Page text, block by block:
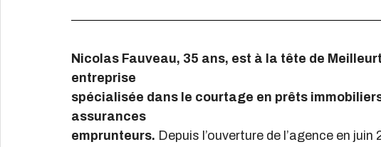
Nicolas Fauveau, 35 ans, est à la tête de
entreprise
spécialisée dans le courtage en prêts
assurances
emprunteurs. Depuis l’ouverture de l’agence en